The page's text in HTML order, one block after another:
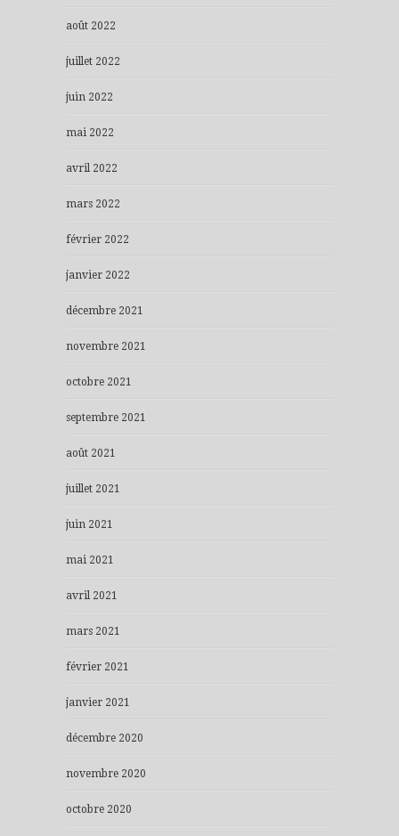
août 2022
juillet 2022
juin 2022
mai 2022
avril 2022
mars 2022
février 2022
janvier 2022
décembre 2021
novembre 2021
octobre 2021
septembre 2021
août 2021
juillet 2021
juin 2021
mai 2021
avril 2021
mars 2021
février 2021
janvier 2021
décembre 2020
novembre 2020
octobre 2020